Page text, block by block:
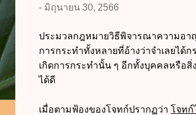
- มิถุนายน 30, 2566
ประมวลกฎหมายวิธีพิจารณาความอา
การกระทำทั้งหลายที่อ้างว่าจำเลยได้
เกิดการกระทำนั้น ๆ อีกทั้งบุคคลหรือสิ่
ได้ดี
เมื่อตามฟ้องของโจทก์ปรากฏว่า โจทก์